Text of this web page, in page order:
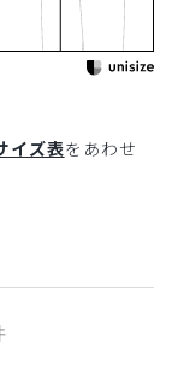
イズ表をあわせ